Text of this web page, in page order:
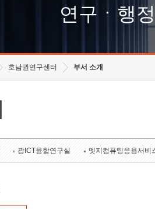
고객의소리
수의계약 현황
연구ㆍ행
호남권연구센터 부서 소개
광ICT융합연구실 엣지컴퓨팅응용서비